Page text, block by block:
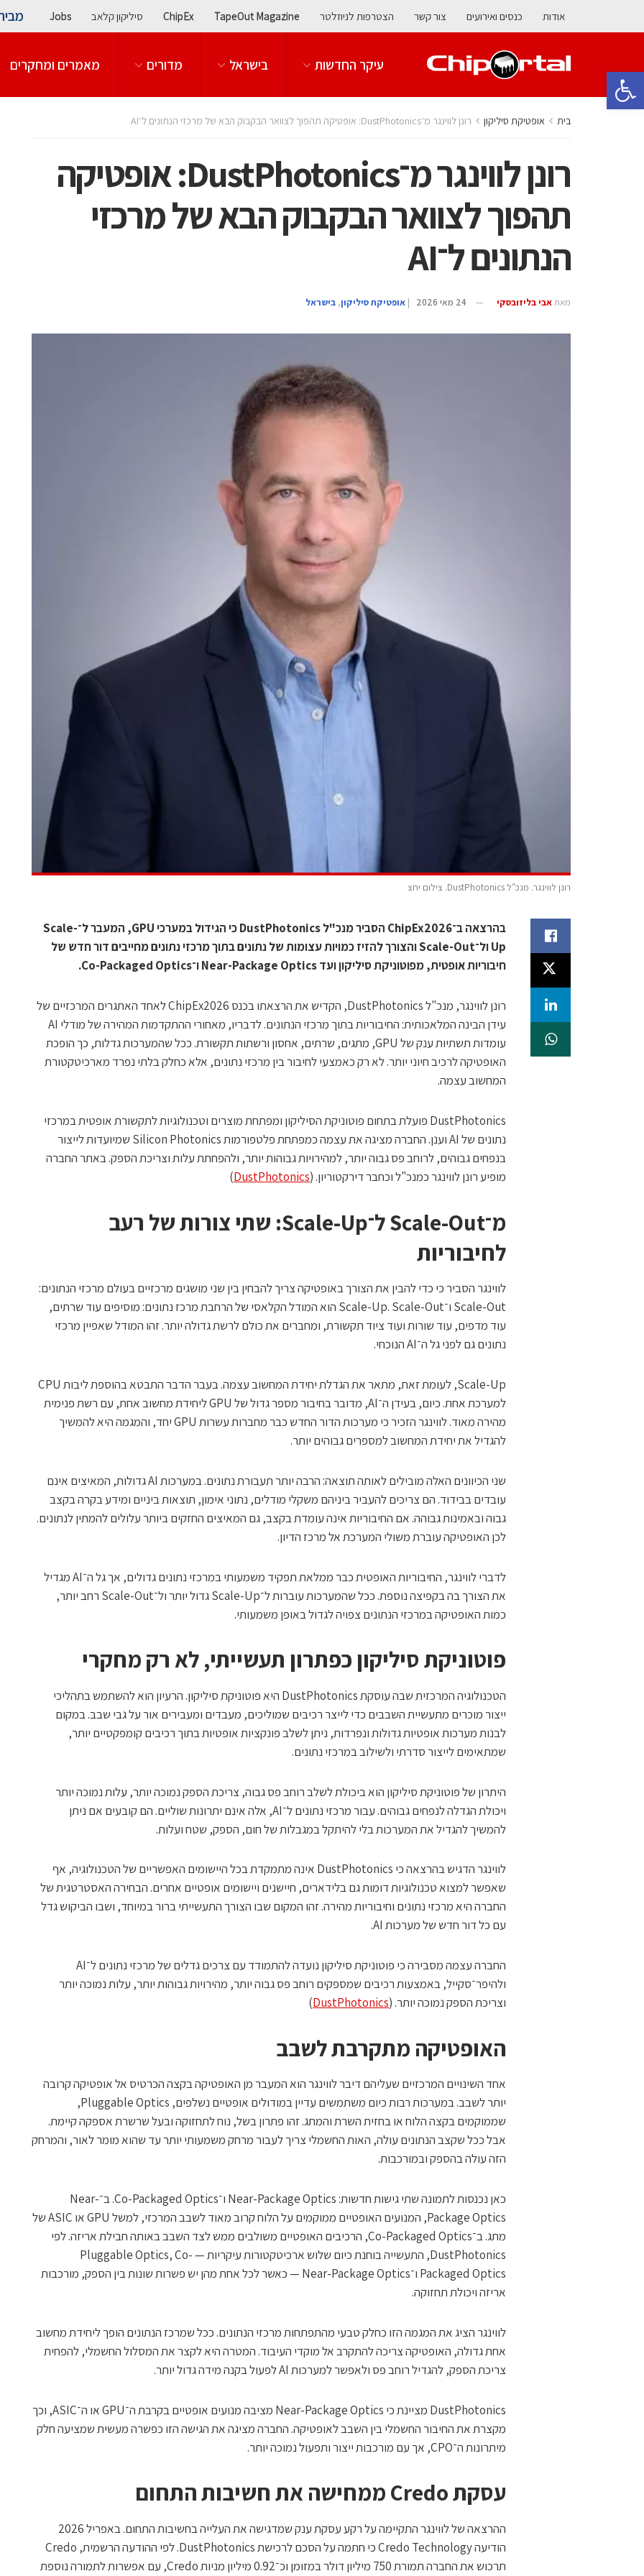
פתח סרגל נגישות
אודות כנסים ואירועים צור קשר הצטרפות לניוזלטר TapeOut Magazine
ChipEx סיליקון קלאב Jobs
עיקר החדשות בישראל מדורים מאמרים ומחקרים
בית אופטיקת סיליקון רונן לווינגר מ־DustPhotonics: אופטיקה תהפוך לצוואר הבקבוק הבא של מרכזי הנתונים ל־AI
רונן לווינגר מ־DustPhotonics: אופטיקה
תהפוך לצוואר הבקבוק הבא של מרכזי
הנתונים ל־AI
מאת אבי בליזובסקי 24 מאי 2026 | אופטיקת סיליקון, בישראל
רונן לווינגר. מנכ"ל DustPhotonics. צילום יחצ
בהרצאה ב־ChipEx2026 הסביר מנכ"ל DustPhotonics כי הגידול במערכי GPU, המעבר ל־Scale-
Up ול־Scale-Out והצורך להזיז כמויות עצומות של נתונים בתוך מרכזי נתונים מחייבים דור חדש של
חיבוריות אופטית, מפוטוניקת סיליקון ועד Near-Package Optics ו־Co-Packaged Optics.
רונן לווינגר, מנכ"ל DustPhotonics, הקדיש את הרצאתו בכנס ChipEx2026 לאחד האתגרים המרכזיים של
עידן הבינה המלאכותית: החיבוריות בתוך מרכזי הנתונים. לדבריו, מאחורי ההתקדמות המהירה של מודלי AI
עומדות תשתיות ענק של GPU, מתגים, שרתים, אחסון ורשתות תקשורת. ככל שהמערכות גדלות, כך הופכת
האופטיקה לרכיב חיוני יותר. לא רק כאמצעי לחיבור בין מרכזי נתונים, אלא כחלק בלתי נפרד מארכיטקטורת
המחשוב עצמה.
DustPhotonics פועלת בתחום פוטוניקת הסיליקון ומפתחת מוצרים וטכנולוגיות לתקשורת אופטית במרכזי
נתונים של AI וענן. החברה מציגה את עצמה כמפתחת פלטפורמות Silicon Photonics שמיועדות לייצור
בנפחים גבוהים, לרוחב פס גבוה יותר, למהירויות גבוהות יותר, ולהפחתת עלות וצריכת הספק. באתר החברה
מופיע רונן לווינגר כמנכ"ל וכחבר דירקטוריון. (DustPhotonics
)
מ־Scale-Out ל־Scale-Up: שתי צורות של רעב
לחיבוריות
לווינגר הסביר כי כדי להבין את הצורך באופטיקה צריך להבחין בין שני מושגים מרכזיים בעולם מרכזי הנתונים:
Scale-Out ו־Scale-Up. Scale-Out הוא המודל הקלאסי של הרחבת מרכז נתונים: מוסיפים עוד שרתים,
עוד מדפים, עוד שורות ועוד ציוד תקשורת, ומחברים את כולם לרשת גדולה יותר. זהו המודל שאפיין מרכזי
נתונים גם לפני גל ה־AI הנוכחי.
Scale-Up, לעומת זאת, מתאר את הגדלת יחידת המחשוב עצמה. בעבר הדבר התבטא בהוספת ליבות CPU
למערכת אחת. כיום, בעידן ה־AI, מדובר בחיבור מספר גדול של GPU ליחידת מחשוב אחת, עם רשת פנימית
מהירה מאוד. לווינגר הזכיר כי מערכות הדור החדש כבר מחברות עשרות GPU יחד, והמגמה היא להמשיך
להגדיל את יחידת המחשוב למספרים גבוהים יותר.
שני הכיוונים האלה מובילים לאותה תוצאה: הרבה יותר תעבורת נתונים. במערכות AI גדולות, המאיצים אינם
עובדים בבידוד. הם צריכים להעביר ביניהם משקלי מודלים, נתוני אימון, תוצאות ביניים ומידע בקרה בקצב
גבוה ובאמינות גבוהה. אם החיבוריות אינה עומדת בקצב, גם המאיצים החזקים ביותר עלולים להמתין לנתונים.
לכן האופטיקה עוברת משולי המערכת אל מרכז הדיון.
לדברי לווינגר, החיבוריות האופטית כבר ממלאת תפקיד משמעותי במרכזי נתונים גדולים, אך גל ה־AI מגדיל
את הצורך בה בקפיצה נוספת. ככל שהמערכות עוברות ל־Scale-Up גדול יותר ול־Scale-Out רחב יותר,
כמות האופטיקה במרכזי הנתונים צפויה לגדול באופן משמעותי.
פוטוניקת סיליקון כפתרון תעשייתי, לא רק מחקרי
הטכנולוגיה המרכזית שבה עוסקת DustPhotonics היא פוטוניקת סיליקון. הרעיון הוא להשתמש בתהליכי
ייצור מוכרים מתעשיית השבבים כדי לייצר רכיבים שמוליכים, מעבדים ומעבירים אור על גבי שבב. במקום
לבנות מערכות אופטיות גדולות ונפרדות, ניתן לשלב פונקציות אופטיות בתוך רכיבים קומפקטיים יותר,
שמתאימים לייצור סדרתי ולשילוב במרכזי נתונים.
היתרון של פוטוניקת סיליקון הוא ביכולת לשלב רוחב פס גבוה, צריכת הספק נמוכה יותר, עלות נמוכה יותר
ויכולת הגדלה לנפחים גבוהים. עבור מרכזי נתונים ל־AI, אלה אינם יתרונות שוליים. הם קובעים אם ניתן
להמשיך להגדיל את המערכות בלי להיתקל במגבלות של חום, הספק, שטח ועלות.
לווינגר הדגיש בהרצאה כי DustPhotonics אינה מתמקדת בכל היישומים האפשריים של הטכנולוגיה, אף
שאפשר למצוא טכנולוגיות דומות גם בלידארים, חיישנים ויישומים אופטיים אחרים. הבחירה האסטרטגית של
החברה היא מרכזי נתונים וחיבוריות מהירה. זהו המקום שבו הצורך התעשייתי ברור במיוחד, ושבו הביקוש גדל
עם כל דור חדש של מערכות AI.
החברה עצמה מסבירה כי פוטוניקת סיליקון נועדה להתמודד עם צרכים גדלים של מרכזי נתונים ל־AI
ולהיפר־סקייל, באמצעות רכיבים שמספקים רוחב פס גבוה יותר, מהירויות גבוהות יותר, עלות נמוכה יותר
וצריכת הספק נמוכה יותר. (DustPhotonics
)
האופטיקה מתקרבת לשבב
אחד השינויים המרכזיים שעליהם דיבר לווינגר הוא המעבר מן האופטיקה בקצה הכרטיס אל אופטיקה קרובה
יותר לשבב. במערכות רבות כיום משתמשים עדיין במודולים אופטיים נשלפים, Pluggable Optics,
שממוקמים בקצה הלוח או בחזית השרת והמתג. זהו פתרון בשל, נוח לתחזוקה ובעל שרשרת אספקה קיימת.
אבל ככל שקצב הנתונים עולה, האות החשמלי צריך לעבור מרחק משמעותי יותר עד שהוא מומר לאור, והמרחק
הזה עולה בהספק ובמורכבות.
כאן נכנסות לתמונה שתי גישות חדשות: Near-Package Optics ו־Co-Packaged Optics. ב־Near-
Package Optics, המנועים האופטיים ממוקמים על הלוח קרוב מאוד לשבב המרכזי, למשל GPU או ASIC של
מתג. ב־Co-Packaged Optics, הרכיבים האופטיים משולבים ממש לצד השבב באותה חבילת אריזה. לפי
DustPhotonics, התעשייה בוחנת כיום שלוש ארכיטקטורות עיקריות — Pluggable Optics, Co-
Packaged Optics ו־Near-Package Optics — כאשר לכל אחת מהן יש פשרות שונות בין הספק, מורכבות
אריזה ויכולת תחזוקה.
לווינגר הציג את המגמה הזו כחלק טבעי מהתפתחות מרכזי הנתונים. ככל שמרכז הנתונים הופך ליחידת מחשוב
אחת גדולה, האופטיקה צריכה להתקרב אל מוקדי העיבוד. המטרה היא לקצר את המסלול החשמלי, להפחית
צריכת הספק, להגדיל רוחב פס ולאפשר למערכות AI לפעול בקנה מידה גדול יותר.
DustPhotonics מציינת כי Near-Package Optics מציבה מנועים אופטיים בקרבת ה־GPU או ה־ASIC, וכך
מקצרת את החיבור החשמלי בין השבב לאופטיקה. החברה מציגה את הגישה הזו כפשרה מעשית שמציעה חלק
מיתרונות ה־CPO, אך עם מורכבות ייצור ותפעול נמוכה יותר.
עסקת Credo ממחישה את חשיבות התחום
ההרצאה של לווינגר התקיימה על רקע עסקת ענק שמדגישה את העלייה בחשיבות התחום. באפריל 2026
הודיעה Credo Technology כי חתמה על הסכם לרכישת DustPhotonics. לפי ההודעה הרשמית, Credo
תרכוש את החברה תמורת 750 מיליון דולר במזומן וכ־0.92 מיליון מניות Credo, עם אפשרות לתמורה נוספת